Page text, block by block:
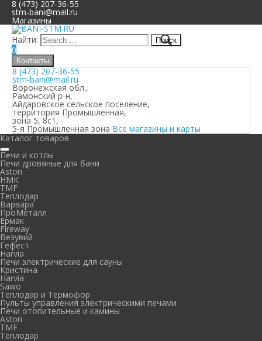
8 (473) 207-36-55
stm-bani@mail.ru
Магазины
Найти:
0
Контакты
8 (473) 207-36-55
stm-bani@mail.ru
Воронежская обл.,
Рамонский р-н,
Айдаровское сельское поселение,
территория Промышленная,
зона 5, 8с1,
5-я Промышленная зона Все магазины и карты
Каталог товаров
Печи и котлы
Печи дровяные для бани
Aston
НМК
TMF
Теплодар
Варвара
ПроМеталл
Ермак
Fireway
Везувий
Гефест
Harvia
Печи электрические для сауны
Кристина
Harvia
Sawo
Теплодар и Термофор
Пульты управления электрическими печами
Печи отопительные и камины
Aston
TMF
Теплодар